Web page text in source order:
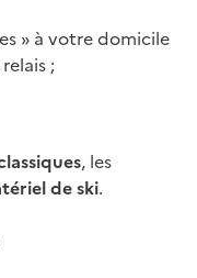
» à votre domicile
;
, les
de ski.